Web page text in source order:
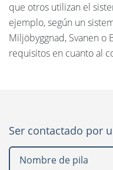
que otros utilizan el
ejemplo, según un
Miljöbyggnad, Svanen o
requisitos en cuanto al
Ser contactado por